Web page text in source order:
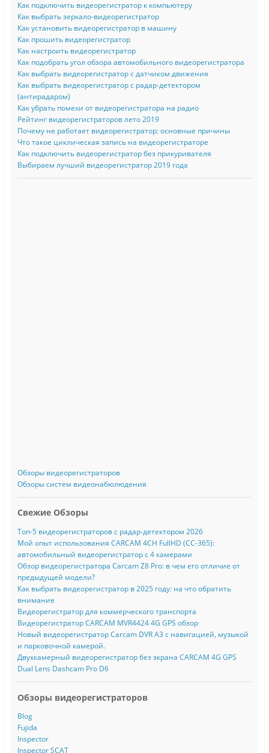
Как подключить видеорегистратор к компьютеру
Как выбрать зеркало-видеорегистратор
Как установить видеорегистратор в машину
Как прошить видеорегистратор
Как настроить видеорегистратор
Как подобрать угол обзора автомобильного видеорегистратора
Как выбрать видеорегистратор с датчиком движения
Как выбрать видеорегистратор с радар-детектором
(антирадаром)
Как убрать помехи от видеорегистратора на радио
Рейтинг видеорегистраторов лето 2019
Почему не работает видеорегистратор: основные причины
Что такое циклическая запись на видеорегистраторе
Как подключить видеорегистратор без прикуривателя
Выбираем лучший видеорегистратор 2019 года
Обзоры видеорегистраторов
Обзоры систем видеонабюлюдения
Свежие Обзоры
Топ-5 видеорегистраторов с радар-детектором 2026
Мой опыт использования CARCAM 4CH FullHD (CC-365):
автомобильный видеорегистратор с 4 камерами
Обзор видеорегистратора Carcam Z8 Pro: в чем его отличие от
предыдущей модели?
Как выбрать видеорегистратор в 2025 году: на что обратить
внимание
Видеорегистратор для коммерческого транспорта
Видеорегистратор CARCAM MVR4424 4G GPS обзор
Новый видеорегистратор Carcam DVR A3 с навигацией, музыкой
и парковочной камерой.
Двухкамерный видеорегистратор без экрана CARCAM 4G GPS
Dual Lens Dashcam Pro D6
Обзоры видеорегистраторов
Blog
Fujida
Inspector
Inspector SCAT